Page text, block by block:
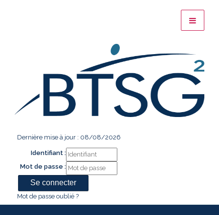
Dernière mise à jour : 08/08/2026
Identifiant :
Mot de passe :
Mot de passe oublié ?